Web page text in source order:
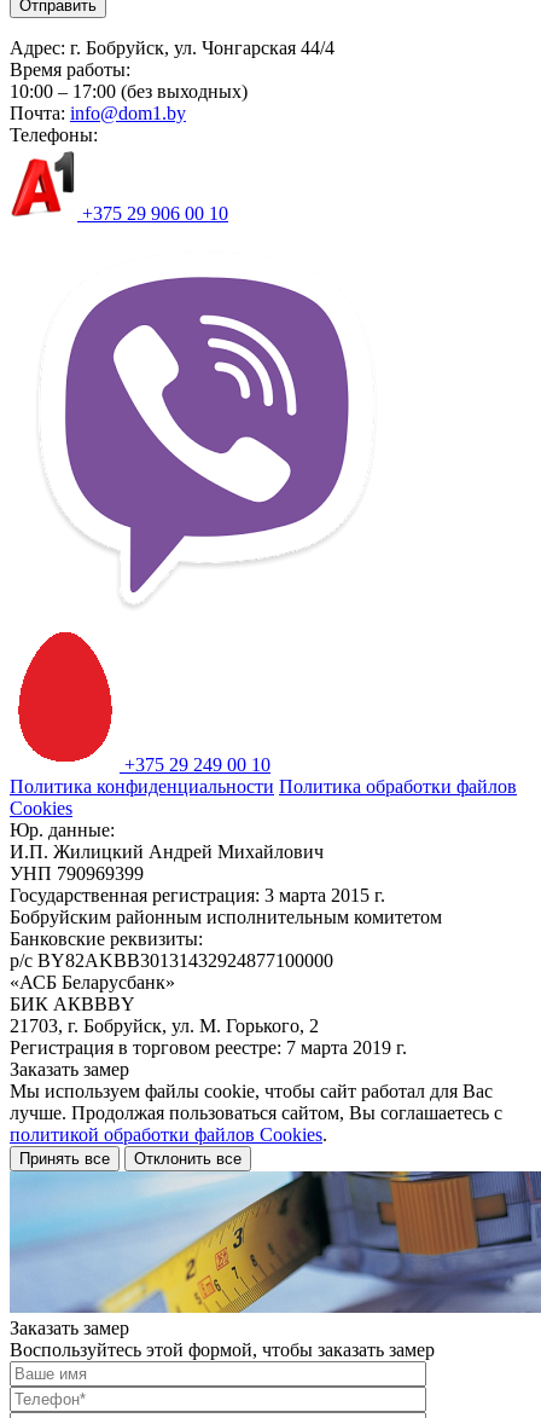
Адрес: г. Бобруйск, ул. Чонгарская 44/4
Время работы:
10:00 – 17:00 (без выходных)
Почта: info@dom1.by
Телефоны:
+375 29 906 00 10
+375 29 249 00 10
Политика конфиденциальности Политика обработки файлов
Cookies
Юр. данные:
И.П. Жилицкий Андрей Михайлович
УНП 790969399
Государственная регистрация: 3 марта 2015 г.
Бобруйским районным исполнительным комитетом
Банковские реквизиты:
р/с BY82AKBB30131432924877100000
«АСБ Беларусбанк»
БИК АКВВВY
21703, г. Бобруйск, ул. М. Горького, 2
Регистрация в торговом реестре: 7 марта 2019 г.
Заказать замер
Мы используем файлы cookie, чтобы сайт работал для Вас
лучше. Продолжая пользоваться сайтом, Вы соглашаетесь с
политикой обработки файлов Cookies.
Принять все Отклонить все
Заказать замер
Воспользуйтесь этой формой, чтобы заказать замер